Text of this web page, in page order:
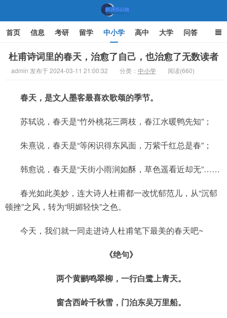
首页 信息 考研 留学 中小学 高中 大学 问答
文化 家庭教育
杜甫诗词里的春天，治愈了自己，也治愈了无数读者
admin 发布于 2024-03-11 21:00:32 分类： 中小学 阅读(660)
春天，是文人墨客最喜欢歌颂的季节。
苏轼说，春天是“竹外桃花三两枝，春江水暖鸭先知”；
朱熹说，春天是“等闲识得东风面，万紫千红总是春”；
韩愈说，春天是“天街小雨润如酥，草色遥看近却无”……
春光如此美妙，连大诗人杜甫都一改忧郁范儿，从“沉郁
顿挫”之风，转为“明媚轻快”之色。
今天，我们就一同走进诗人杜甫笔下最美的春天吧~
《绝句》
两个黄鹂鸣翠柳，一行白鹭上青天。
窗含西岭千秋雪，门泊东吴万里船。